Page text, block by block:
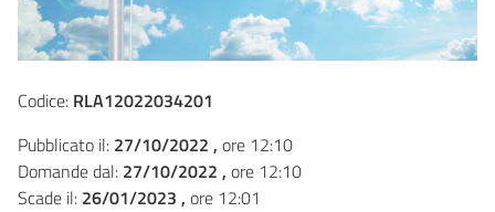
Codice: RLA12022034201
Pubblicato il: 27/10/2022 , ore 12:10
Domande dal: 27/10/2022 , ore 12:10
Scade il: 26/01/2023 , ore 12:01